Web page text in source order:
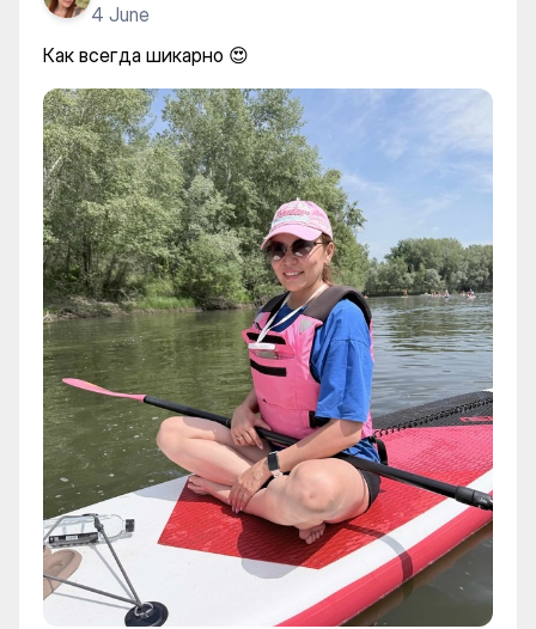
4 June
Как всегда шикарно 😍